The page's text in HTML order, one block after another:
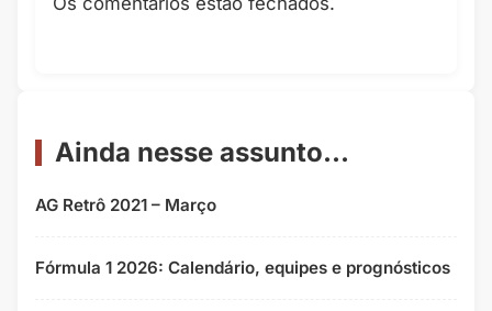
Ainda nesse assunto...
AG Retrô 2021 – Março
Fórmula 1 2026: Calendário, equipes e prognósticos